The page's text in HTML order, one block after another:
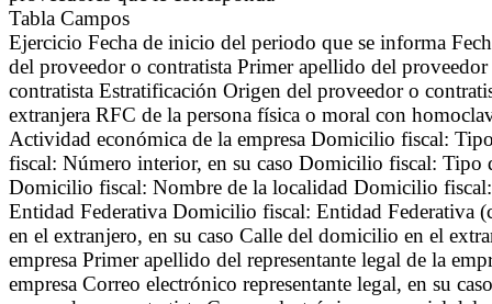
Tabla Campos
Ejercicio Fecha de inicio del periodo que se informa
del proveedor o contratista Primer apellido del
contratista Estratificación Origen del proveedor o
extranjera RFC de la persona física o moral con
Actividad económica de la empresa Domicilio fiscal:
fiscal: Número interior, en su caso Domicilio fiscal:
Domicilio fiscal: Nombre de la localidad Domicilio
Entidad Federativa Domicilio fiscal: Entidad Federativa
en el extranjero, en su caso Calle del domicilio en el
empresa Primer apellido del representante legal de la
empresa Correo electrónico representante legal, en su